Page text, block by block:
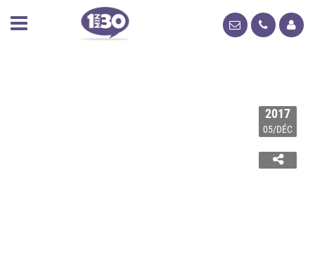
2017
05/DÉC